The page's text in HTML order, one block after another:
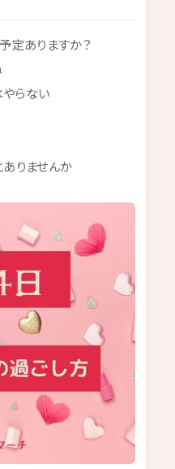
定ありますか？
らない
りませんか